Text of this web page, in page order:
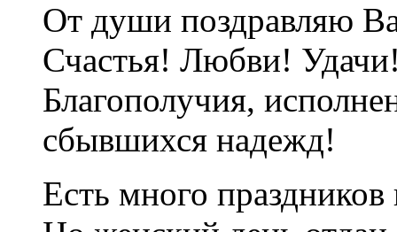
От души поздравляю
Счастья! Любви!
Благополучия,
сбывшихся надежд!
Есть много праздников